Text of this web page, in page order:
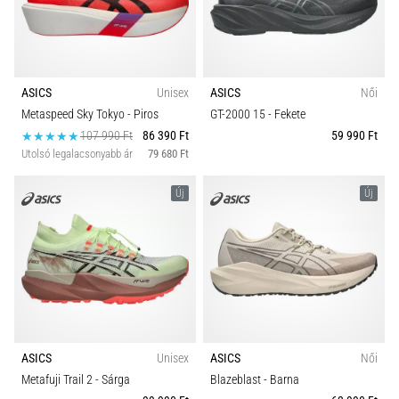
okai
legalább
egyszer
minden
futót
legyen
amatőrről
vagy
profiról.
Mik
2026.08.05.
Szín
Ár
cipő típusok
Kollekció
Futástípus
Versenyszámok
ASICS
Unisex
Metaspeed Sky Tokyo- Piros
107 990 Ft
86 390 Ft
Utolsó legalacsonyabb ár 79 680 Ft
ASICS
Női
GT-2000 15- Fekete
59 990 Ft
Új
ASICS
Unisex
Metafuji Trail 2- Sárga
Új
ASICS
Női
Blazeblast- Barna